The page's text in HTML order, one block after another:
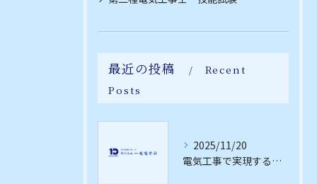
最近の投稿
Recent
Posts
2025/11/20
電気工事で実現するイルミネーション設置の費用と安全性を徹底解説